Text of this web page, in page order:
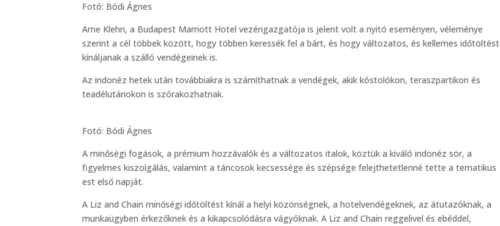
Fotó: Bódi Ágnes
Arne Klehn, a Budapest Marriott Hotel vezérigazgatója is jelent volt a nyitó eseményen, véleménye
szerint a cél többek között, hogy többen keressék fel a bárt, és hogy változatos, és kellemes időtöltést
kínáljanak a szálló vendégeinek is.
Az indonéz hetek után továbbiakra is számíthatnak a vendégek, akik kóstolókon, teraszpartikon és
teadélutánokon is szórakozhatnak.
Fotó: Bódi Ágnes
A minőségi fogások, a prémium hozzávalók és a változatos italok, köztük a kiváló indonéz sör, a
figyelmes kiszolgálás, valamint a táncosok kecsessége és szépsége felejthetetlenné tette a tematikus
est első napját.
A Liz and Chain minőségi időtöltést kínál a helyi közönségnek, a hotelvendégeknek, az átutazóknak, a
munkaügyben érkezőknek és a kikapcsolódásra vágyóknak. A Liz and Chain reggelivel és ebéddel,